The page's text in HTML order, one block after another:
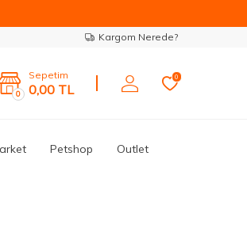
Kargom Nerede?
0
Sepetim
0,00 TL
0
Petshop Outlet